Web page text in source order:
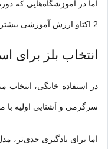
اما در آموزشگاه‌هایی که
2 اکتاو ارزش آموزشی بیشتری ارائه می‌دهد.
انتخاب بلز برای
در استفاده خانگی،
سرگرمی و آشنایی اولیه با موسیقی
اما برای یادگیری جدی‌تر، مدل 2 اکتاو انتخاب هوشمندانه‌تری خواهد